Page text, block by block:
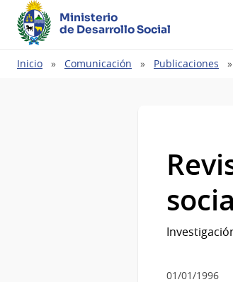
Ministerio
de Desarrollo Social
Ruta
Inicio Comunicación Publicaciones
01/01/1996